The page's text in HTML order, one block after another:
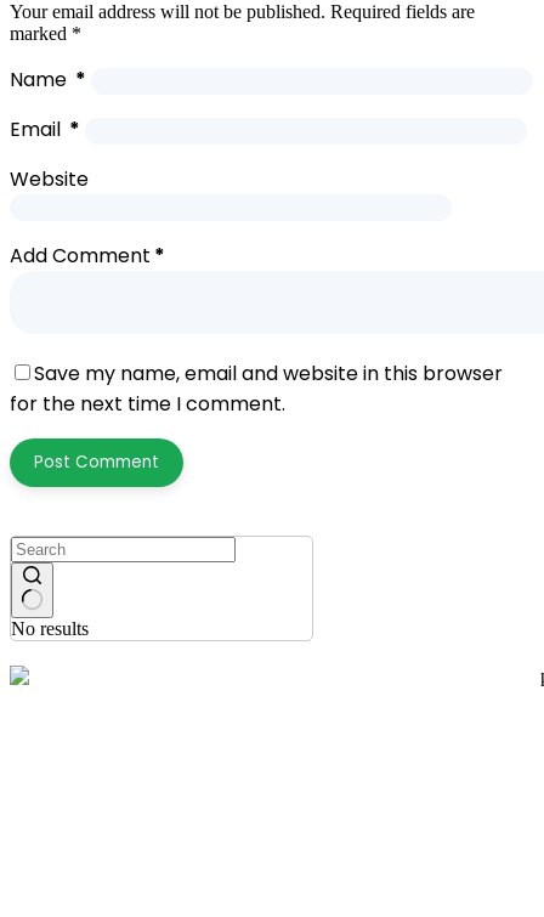
Your email address will not be published. Required fields are
marked *
Name *
Email *
Website
Add Comment *
Save my name, email and website in this browser
for the next time I comment.
Post Comment
No results